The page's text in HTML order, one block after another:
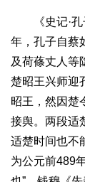
《史记·孔
年，孔子自蔡
及荷蓧丈人等
楚昭王兴师迎
昭王，然因楚
接舆。两段适
适楚时间也不
为公元前489